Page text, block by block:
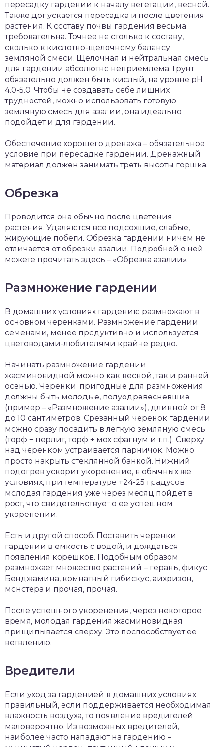
пересадку гардении к началу вегетации, весной.
Также допускается пересадка и после цветения
растения. К составу почвы гардения весьма
требовательна. Точнее не столько к составу,
сколько к кислотно-щелочному балансу
земляной смеси. Щелочная и нейтральная смесь
для гардении абсолютно неприемлема. Грунт
обязательно должен быть кислый, на уровне pH
4.0-5.0. Чтобы не создавать себе лишних
трудностей, можно использовать готовую
земляную смесь для азалии, она идеально
подойдет и для гардении.
Обеспечение хорошего дренажа – обязательное
условие при пересадке гардении. Дренажный
материал должен занимать треть высоты горшка.
Обрезка
Проводится она обычно после цветения
растения. Удаляются все подсохшие, слабые,
жирующие побеги. Обрезка гардении ничем не
отличается от обрезки азалии. Подробней о ней
можете прочитать здесь – «Обрезка азалии».
Размножение гардении
В домашних условиях гардению размножают в
основном черенками. Размножение гардении
семенами, менее продуктивно и используется
цветоводами-любителями крайне редко.
Начинать размножение гардении
жасминовидной можно как весной, так и ранней
осенью. Черенки, пригодные для размножения
должны быть молодые, полуодревесневшие
(пример – «Размножение азалии»), длинной от 8
до 10 сантиметров. Срезанный черенок гардении
можно сразу посадить в легкую земляную смесь
(торф + перлит, торф + мох сфагнум и т.п.). Сверху
над черенком устраивается парничок. Можно
просто накрыть стеклянной банкой. Нижний
подогрев ускорит укоренение, в обычных же
условиях, при температуре +24-25 градусов
молодая гардения уже через месяц пойдет в
рост, что свидетельствует о ее успешном
укоренении.
Есть и другой способ. Поставить черенки
гардении в емкость с водой, и дождаться
появления корешков. Подобным образом
размножает множество растений – герань, фикус
Бенджамина, комнатный гибискус, аихризон,
монстера и прочая, прочая.
После успешного укоренения, через некоторое
время, молодая гардения жасминовидная
прищипывается сверху. Это поспособствует ее
ветвлению.
Вредители
Если уход за гарденией в домашних условиях
правильный, если поддерживается необходимая
влажность воздуха, то появление вредителей
маловероятно. Из возможных вредителей,
наиболее часто нападают на гардению –